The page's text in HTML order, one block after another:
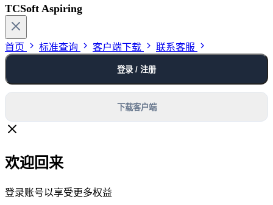
TCSoft Aspiring
首页 标准查询 客户端下载 联系客服
登录 / 注册
下载客户端
欢迎回来
登录账号以享受更多权益